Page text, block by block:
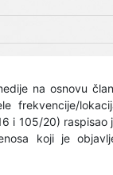
na osnovu
frekvencije/
i 105/20)
koji je